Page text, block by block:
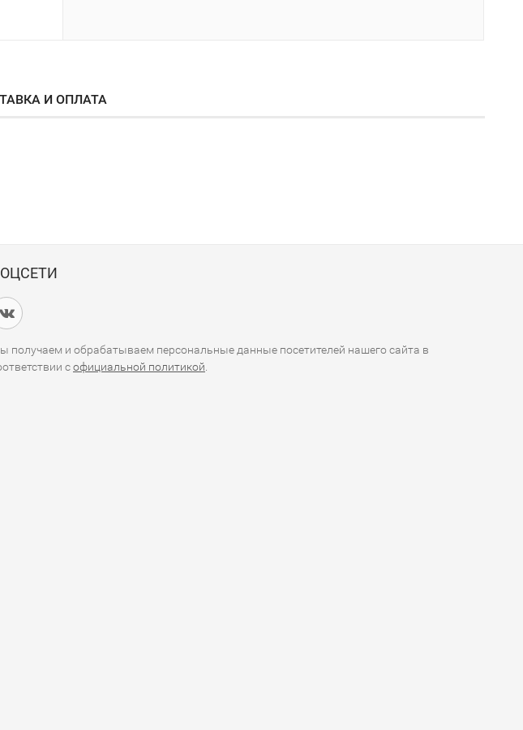
И ОПЛАТА
получаем и обрабатываем персональные данные посетителей нашего сайта в
софициальной политикой